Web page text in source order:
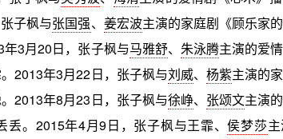
子枫与张国强、 姜宏波主演的家庭剧《顾乐家的
3月20日，张子枫与马雅舒、 朱泳腾主演的爱
2013年3月22日，张子枫与刘威、 杨紫主演的
2013年8月23日，张子枫与徐峥、 张颂文主演
丢。2015年4月9日，张子枫与王霏、侯梦莎